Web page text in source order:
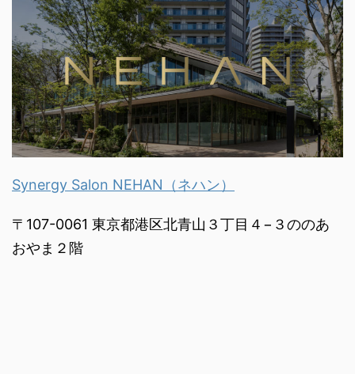
Synergy Salon NEHAN（ネハン）
〒107-0061 東京都港区北青山３丁目４−３ののあ
おやま２階